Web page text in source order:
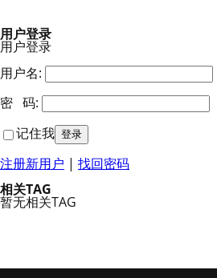
用户登录
用户登录
用户名:
密 码:
记住我
注册新用户 | 找回密码
相关TAG
暂无相关TAG